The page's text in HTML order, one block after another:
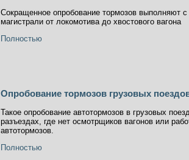
Сокращенное опробование тормозов выполняют
магистрали от локомотива до хвостового вагона
Полностью
Опробование тормозов грузовых
Такое опробование автотормозов в грузовых
разъездах, где нет осмотрщиков вагонов или
автотормозов.
Полностью